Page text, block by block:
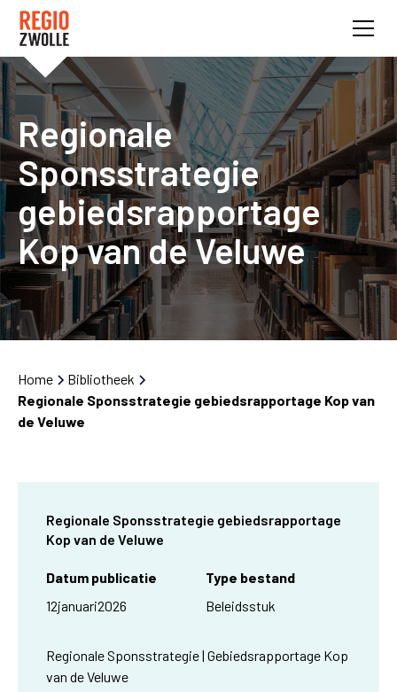
Regionale
Sponsstrategie
gebiedsrapportage
Kop van de Veluwe
Home
Bibliotheek
Regionale Sponsstrategie gebiedsrapportage Kop van
de Veluwe
Regionale Sponsstrategie gebiedsrapportage
Kop van de Veluwe
Datum publicatie
12januari2026
Type bestand
Beleidsstuk
Regionale Sponsstrategie | Gebiedsrapportage Kop
van de Veluwe